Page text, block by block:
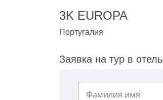
3K EUROPA
Португалия
Заявка на тур в отель